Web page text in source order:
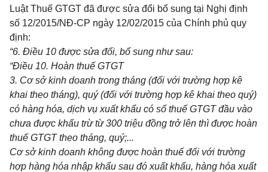
Luật Thuế GTGT đã được sửa đổi bổ sung tại Nghị định
số 12/2015/NĐ-CP ngày 12/02/2015 của Chính phủ quy
định:
“6. Điều 10 được sửa đổi, bổ sung như sau:
“Điều 10. Hoàn thuế GTGT
3. Cơ sở kinh doanh trong tháng (đối với trường hợp kê
khai theo tháng), quý (đối với trường hợp kê khai theo quý)
có hàng hóa, dịch vụ xuất khẩu có số thuế GTGT đầu vào
chưa được khấu trừ từ 300 triệu đồng trở lên thì được hoàn
thuế GTGT theo tháng, quý;...
Cơ sở kinh doanh không được hoàn thuế đối với trường
hợp hàng hóa nhập khẩu sau đó xuất khẩu, hàng hóa xuất